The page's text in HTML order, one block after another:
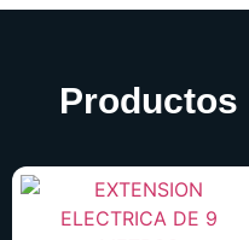
Productos